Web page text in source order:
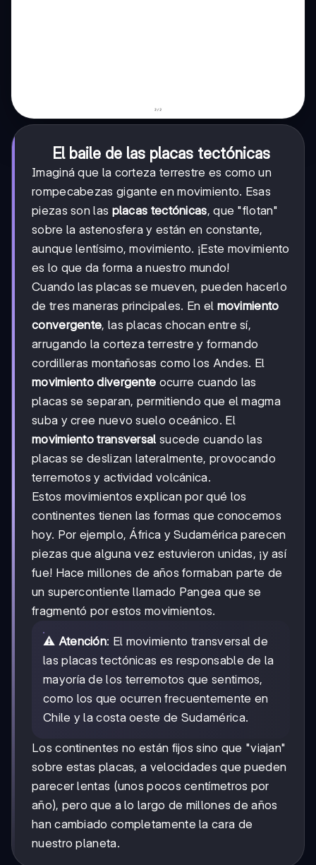
El baile de las placas tectónicas
Imaginá que la corteza terrestre es como un
rompecabezas gigante en movimiento. Esas
piezas son las placas tectónicas, que "flotan"
sobre la astenosfera y están en constante,
aunque lentísimo, movimiento. ¡Este movimiento
es lo que da forma a nuestro mundo!
Cuando las placas se mueven, pueden hacerlo
de tres maneras principales. En el movimiento
convergente, las placas chocan entre sí,
arrugando la corteza terrestre y formando
cordilleras montañosas como los Andes. El
movimiento divergente ocurre cuando las
placas se separan, permitiendo que el magma
suba y cree nuevo suelo oceánico. El
movimiento transversal sucede cuando las
placas se deslizan lateralmente, provocando
terremotos y actividad volcánica.
Estos movimientos explican por qué los
continentes tienen las formas que conocemos
hoy. Por ejemplo, África y Sudamérica parecen
piezas que alguna vez estuvieron unidas, ¡y así
fue! Hace millones de años formaban parte de
un supercontiente llamado Pangea que se
fragmentó por estos movimientos.
⚠️ Atención: El movimiento transversal de
las placas tectónicas es responsable de la
mayoría de los terremotos que sentimos,
como los que ocurren frecuentemente en
Chile y la costa oeste de Sudamérica.
Los continentes no están fijos sino que "viajan"
sobre estas placas, a velocidades que pueden
parecer lentas (unos pocos centímetros por
año), pero que a lo largo de millones de años
han cambiado completamente la cara de
nuestro planeta.